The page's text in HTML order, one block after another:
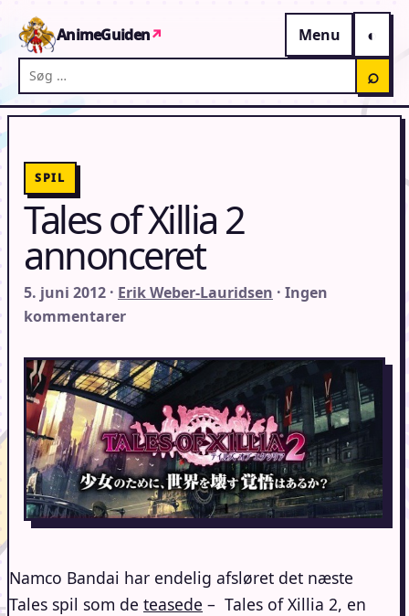
AnimeGuiden↗
Menu
Søg på AnimeGuiden
⌕
SPIL
Tales of Xillia 2
annonceret
5. juni 2012 · Erik Weber-Lauridsen · Ingen
kommentarer
Namco Bandai har endelig afsløret det næste
Tales spil som de teasede – Tales of Xillia 2, en